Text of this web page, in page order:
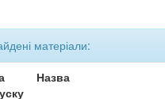
матеріали:
Назва